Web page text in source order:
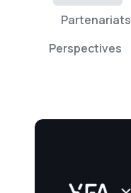
Partenariats
Perspectives